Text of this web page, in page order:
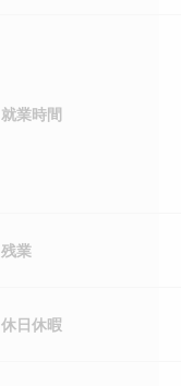
就業時間
残業
休日休暇